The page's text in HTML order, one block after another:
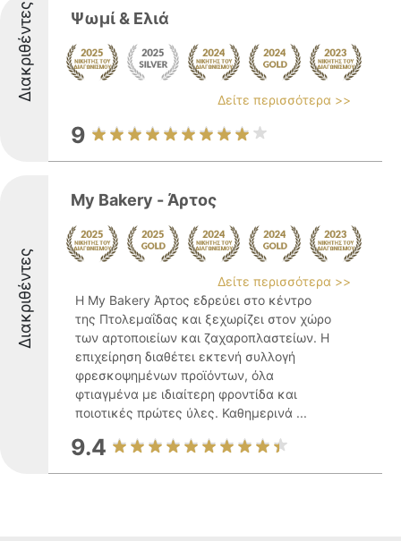
Διακριθέντες Ψωμί & Ελιά
Δείτε περισσότερα >>
9
Διακριθέντες
My Bakery - Άρτος
Δείτε περισσότερα >>
Η My Bakery Άρτος εδρεύει στο κέντρο
της Πτολεμαΐδας και ξεχωρίζει στον χώρο
των αρτοποιείων και ζαχαροπλαστείων. Η
επιχείρηση διαθέτει εκτενή συλλογή
φρεσκοψημένων προϊόντων, όλα
φτιαγμένα με ιδιαίτερη φροντίδα και
ποιοτικές πρώτες ύλες. Καθημερινά ...
9.4